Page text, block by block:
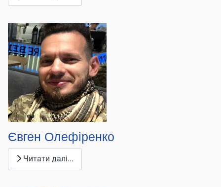
Євген Олефіренко
Читати далі...